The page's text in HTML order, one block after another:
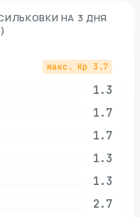
НА 3 ДНЯ
макс. Kp 3.7
1.3
1.7
1.7
1.3
1.3
2.7